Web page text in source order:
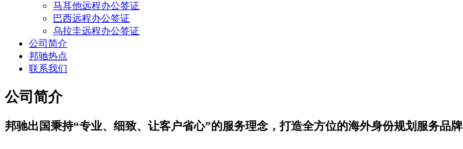
马耳他远程办公签证
巴西远程办公签证
乌拉圭远程办公签证
公司简介
邦驰热点
联系我们
公司简介
邦驰出国秉持“专业、细致、让客户省心”的服务理念，打造全方位的海外身份规划服务品牌